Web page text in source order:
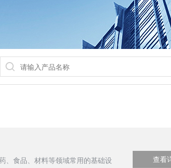
、食品、材料等领域常用的基础设
查看